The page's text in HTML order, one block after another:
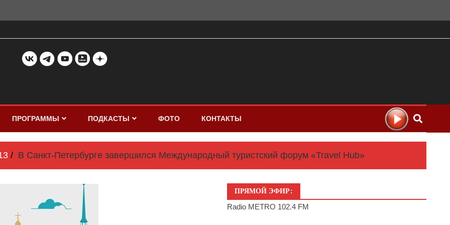
ПРОГРАММЫ ПОДКАСТЫ ФОТО КОНТАКТЫ
В Санкт-Петербурге завершился Международный туристский форум «Travel Hub»
ПРЯМОЙ ЭФИР:
Radio METRO 102.4 FM